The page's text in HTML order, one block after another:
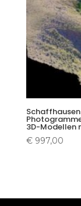
3D-Modellen
€997,00